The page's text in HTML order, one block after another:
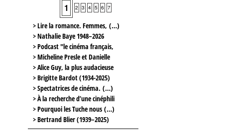
1 2 3 4 5 6 7
> Lire la romance. Femmes, (…)
> Nathalie Baye 1948–2026
> Podcast "le cinéma français,
> Micheline Presle et Danielle
> Alice Guy, la plus audacieuse
> Brigitte Bardot (1934-2025)
> Spectatrices de cinéma. (…)
> À la recherche d’une cinéphili
> Pourquoi les Tuche nous (…)
> Bertrand Blier (1939–2025)